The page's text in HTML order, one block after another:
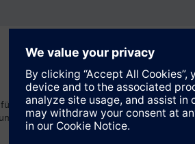
das Produkt "S55770-T430" nicht im
Sortiment von Siemens klicken.